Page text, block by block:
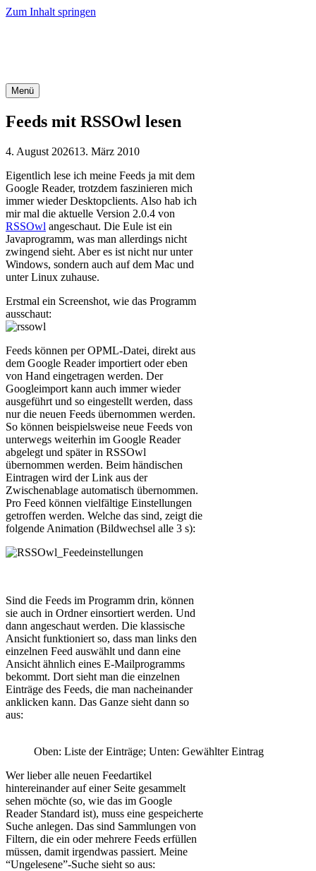
Zum Inhalt springen
Menü
Feeds mit RSSOwl lesen
4. August 202613. März 2010
Eigentlich lese ich meine Feeds ja mit dem
Google Reader, trotzdem faszinieren mich
immer wieder Desktopclients. Also hab ich
mir mal die aktuelle Version 2.0.4 von
RSSOwl angeschaut. Die Eule ist ein
Javaprogramm, was man allerdings nicht
zwingend sieht. Aber es ist nicht nur unter
Windows, sondern auch auf dem Mac und
unter Linux zuhause.
Erstmal ein Screenshot, wie das Programm
ausschaut:
Feeds können per OPML-Datei, direkt aus
dem Google Reader importiert oder eben
von Hand eingetragen werden. Der
Googleimport kann auch immer wieder
ausgeführt und so eingestellt werden, dass
nur die neuen Feeds übernommen werden.
So können beispielsweise neue Feeds von
unterwegs weiterhin im Google Reader
abgelegt und später in RSSOwl
übernommen werden. Beim händischen
Eintragen wird der Link aus der
Zwischenablage automatisch übernommen.
Pro Feed können vielfältige Einstellungen
getroffen werden. Welche das sind, zeigt die
folgende Animation (Bildwechsel alle 3 s):
Sind die Feeds im Programm drin, können
sie auch in Ordner einsortiert werden. Und
dann angeschaut werden. Die klassische
Ansicht funktioniert so, dass man links den
einzelnen Feed auswählt und dann eine
Ansicht ähnlich eines E-Mailprogramms
bekommt. Dort sieht man die einzelnen
Einträge des Feeds, die man nacheinander
anklicken kann. Das Ganze sieht dann so
aus:
Oben: Liste der Einträge; Unten: Gewählter Eintrag
Wer lieber alle neuen Feedartikel
hintereinander auf einer Seite gesammelt
sehen möchte (so, wie das im Google
Reader Standard ist), muss eine gespeicherte
Suche anlegen. Das sind Sammlungen von
Filtern, die ein oder mehrere Feeds erfüllen
müssen, damit irgendwas passiert. Meine
“Ungelesene”-Suche sieht so aus: